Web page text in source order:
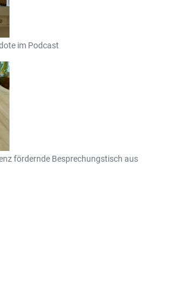
im Podcast
fördernde Besprechungstisch aus